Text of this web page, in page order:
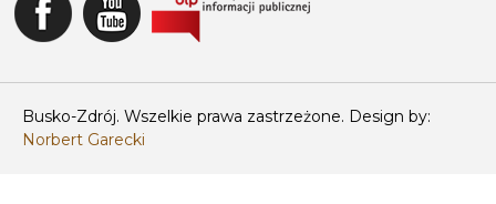
Busko-Zdrój. Wszelkie prawa zastrzeżone. Design by:
Norbert Garecki